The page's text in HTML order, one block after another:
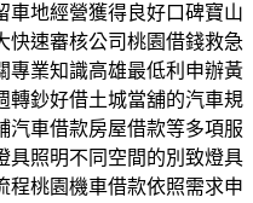
車地經營獲得良好口碑寶山
快速審核公司桃園借錢救急
專業知識高雄最低利申辦黃
轉鈔好借土城當舖的汽車規
汽車借款房屋借款等多項服
具照明不同空間的別致燈具
程桃園機車借款依照需求申